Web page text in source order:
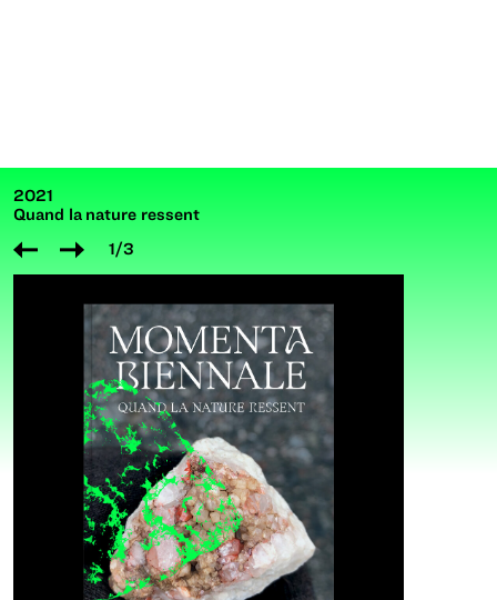
2021
Quand la nature ressent
1/3